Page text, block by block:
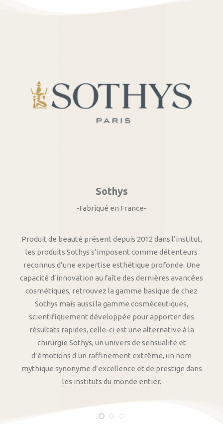
Sothys
-Fabriqué en France-
Produit de beauté présent depuis 2012 dans l’institut,
les produits Sothys s’imposent comme détenteurs
reconnus d’une expertise esthétique profonde. Une
capacité d’innovation au faîte des dernières avancées
cosmétiques, retrouvez la gamme basique de chez
Sothys mais aussi la gamme cosméceutiques,
scientifiquement développée pour apporter des
résultats rapides, celle-ci est une alternative à la
chirurgie Sothys, un univers de sensualité et
d’émotions d’un raffinement extrême, un nom
mythique synonyme d’excellence et de prestige dans
les instituts du monde entier.